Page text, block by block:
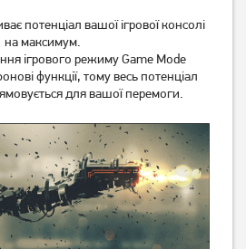
потенціал вашої ігрової консолі
на максимум.
ігрового режиму Game Mode
функції, тому весь потенціал
для вашої перемоги.